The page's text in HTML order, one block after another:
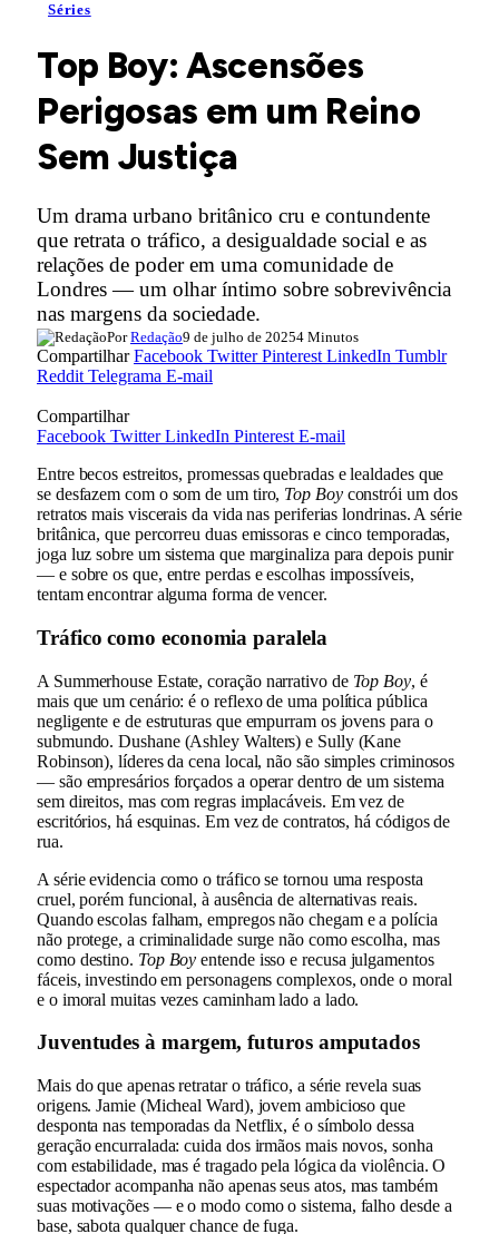
Séries
Top Boy: Ascensões
Perigosas em um Reino
Sem Justiça
Um drama urbano britânico cru e contundente
que retrata o tráfico, a desigualdade social e as
relações de poder em uma comunidade de
Londres — um olhar íntimo sobre sobrevivência
nas margens da sociedade.
Por Redação9 de julho de 20254 Minutos
CompartilharFacebook Twitter Pinterest LinkedIn Tumblr
Reddit Telegrama E-mail
Compartilhar
Facebook Twitter LinkedIn Pinterest E-mail
Entre becos estreitos, promessas quebradas e lealdades que
se desfazem com o som de um tiro, Top Boyconstrói um dos
retratos mais viscerais da vida nas periferias londrinas. A série
britânica, que percorreu duas emissoras e cinco temporadas,
joga luz sobre um sistema que marginaliza para depois punir
— e sobre os que, entre perdas e escolhas impossíveis,
tentam encontrar alguma forma de vencer.
Tráfico como economia paralela
A Summerhouse Estate, coração narrativo de Top Boy, é
mais que um cenário: é o reflexo de uma política pública
negligente e de estruturas que empurram os jovens para o
submundo. Dushane (Ashley Walters) e Sully (Kane
Robinson), líderes da cena local, não são simples criminosos
— são empresários forçados a operar dentro de um sistema
sem direitos, mas com regras implacáveis. Em vez de
escritórios, há esquinas. Em vez de contratos, há códigos de
rua.
A série evidencia como o tráfico se tornou uma resposta
cruel, porém funcional, à ausência de alternativas reais.
Quando escolas falham, empregos não chegam e a polícia
não protege, a criminalidade surge não como escolha, mas
como destino. Top Boy entende isso e recusa julgamentos
fáceis, investindo em personagens complexos, onde o moral
e o imoral muitas vezes caminham lado a lado.
Juventudes à margem, futuros amputados
Mais do que apenas retratar o tráfico, a série revela suas
origens. Jamie (Micheal Ward), jovem ambicioso que
desponta nas temporadas da Netflix, é o símbolo dessa
geração encurralada: cuida dos irmãos mais novos, sonha
com estabilidade, mas é tragado pela lógica da violência. O
espectador acompanha não apenas seus atos, mas também
suas motivações — e o modo como o sistema, falho desde a
base, sabota qualquer chance de fuga.